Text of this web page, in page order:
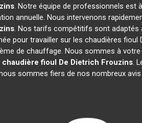
. Notre équipe de professionnels est
annuelle. Nous intervenons
. Nos tarifs compétitifs sont adaptés
pour travailler sur les chaudières fioul
de chauffage. Nous sommes à
chaudière fioul De Dietrich Frouzins.
sommes fiers de nos nombreux